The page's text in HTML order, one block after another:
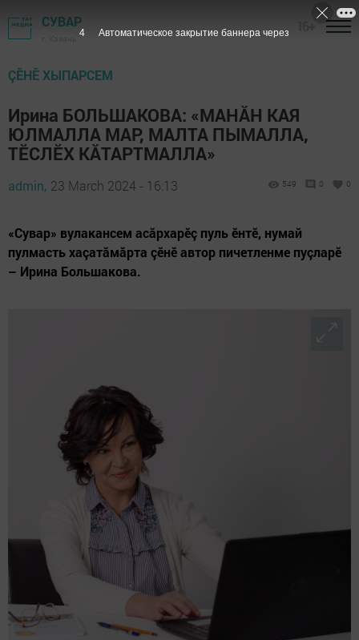
СУВАР
ÇӖНӖ ХЫПАРСЕМ
Ирина БОЛЬШАКОВА: «МАНĂН КАЯ
ЮЛМАЛЛА МАР, МАЛТА ПЫМАЛЛА,
ТӖСЛӖХ КĂТАРТМАЛЛА»
admin, 23 March 2024 - 16:13 549 0 0
«Сувар» вулакансем асăрхарӗç пуль ӗнтӗ, нумай
пулмасть хаçатăмăрта çӗнӗ автор пичетленме пуçларӗ
– Ирина Большакова.
3 Автоматическое закрытие баннера через